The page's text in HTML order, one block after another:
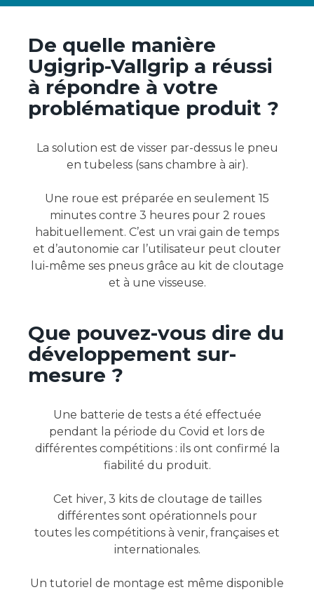
De quelle manière
Ugigrip-Vallgrip a réussi
à répondre à votre
problématique produit ?
La solution est de visser par-dessus le pneu
en tubeless (sans chambre à air).
Une roue est préparée en seulement 15
minutes contre 3 heures pour 2 roues
habituellement. C’est un vrai gain de temps
et d’autonomie car l’utilisateur peut clouter
lui-même ses pneus grâce au kit de cloutage
et à une visseuse.
Que pouvez-vous dire du
développement sur-
mesure ?
Une batterie de tests a été effectuée
pendant la période du Covid et lors de
différentes compétitions : ils ont confirmé la
fiabilité du produit.
Cet hiver, 3 kits de cloutage de tailles
différentes sont opérationnels pour
toutes les compétitions à venir, françaises et
internationales.
Un tutoriel de montage est même disponible